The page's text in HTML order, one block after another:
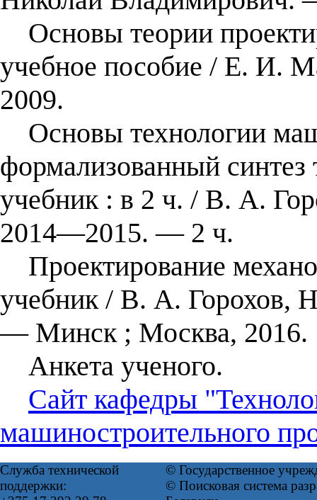
Основы теории
учебное пособие / Е. И.
2009.
Основы технологии
формализованный синтез
учебник : в 2 ч. / В. А.
2014―2015. ― 2 ч.
Проектирование
учебник / В. А. Горохов,
— Минск ; Москва, 2016.
Анкета ученого.
Сайт кафедры
машиностроительного
Служба технической
поддержки:
© Государственное
© Поисковая система